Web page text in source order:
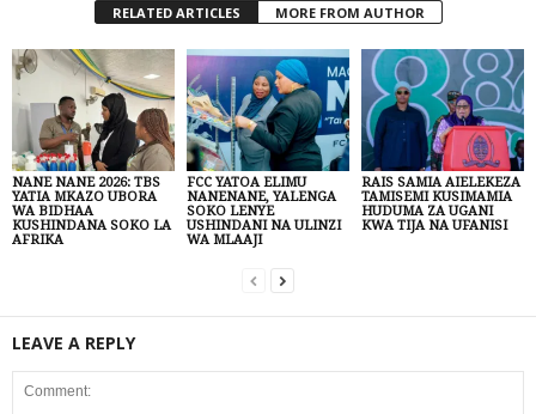
RELATED ARTICLES MORE FROM AUTHOR
NANE NANE 2026: TBS
YATIA MKAZO UBORA
WA BIDHAA
KUSHINDANA SOKO LA
AFRIKA
FCC YATOA ELIMU
NANENANE, YALENGA
SOKO LENYE
USHINDANI NA ULINZI
WA MLAAJI
RAIS SAMIA AIELEKEZA
TAMISEMI KUSIMAMIA
HUDUMA ZA UGANI
KWA TIJA NA UFANISI
LEAVE A REPLY